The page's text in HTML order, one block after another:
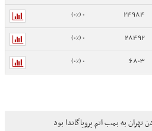
24984
0 (0%)
28492
0 (0%)
6803
0 (0%)
تهران به بمب اتم پروپاگاندا بود